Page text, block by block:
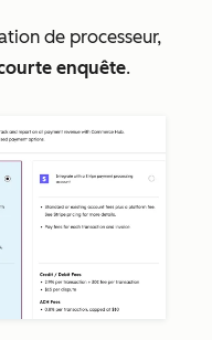
de processeur,
enquête.